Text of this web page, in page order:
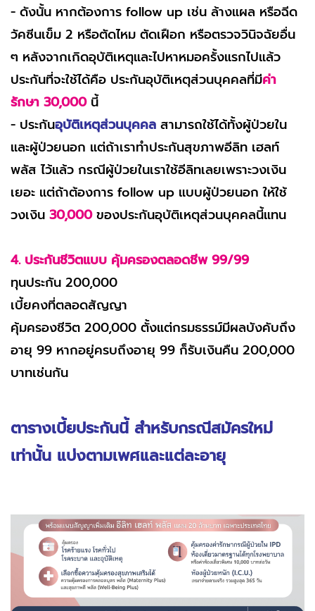
- ดังนั้น หากต้องการ follow up เช่น ล้างแผล หรือฉีด
วัคซีนเข็ม 2 หรือตัดไหม ตัดเฝือก หรือตรวจวินิจฉัยอื่น
ๆ หลังจากเกิดอุบัติเหตุและไปหาหมอครั้งแรกไปแล้ว
ประกันที่จะใช้ได้คือ ประกันอุบัติเหตุส่วนบุคคลที่มีค่า
รักษา 30,000นี้
- ประกันอุบัติเหตุส่วนบุคคล สามารถใช้ได้ทั้งผู้ป่วยใน
และผู้ป่วยนอก แต่ถ้าเราทำประกันสุขภาพอีลิท เฮลท์
พลัส ไว้แล้ว กรณีผู้ป่วยในเราใช้อีลิทเลยเพราะวงเงิน
เยอะ แต่ถ้าต้องการ follow up แบบผู้ป่วยนอก ให้ใช้
วงเงิน 30,000 ของประกันอุบัติเหตุส่วนบุคคลนี้แทน
4. ประกันชีวิตแบบ คุ้มครองตลอดชีพ 99/99
ทุนประกัน 200,000
เบี้ยคงที่ตลอดสัญญา
คุ้มครองชีวิต 200,000 ตั้งแต่กรมธรรม์มีผลบังคับถึง
อายุ 99 หากอยู่ครบถึงอายุ 99 ก็รับเงินคืน 200,000
บาทเช่นกัน
ตารางเบี้ยประกันนี้ สำหรับกรณีสมัครใหม่
เท่านั้น แบ่งตามเพศและแต่ละอายุ